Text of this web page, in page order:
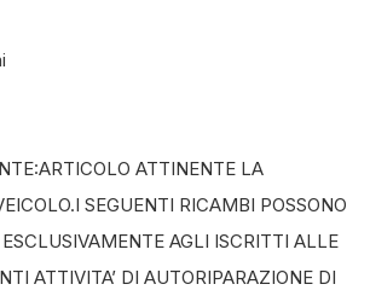
ATTINENTE LA
SEGUENTI RICAMBI POSSONO
AGLI ISCRITTI ALLE
ATTIVITA’ DI AUTORIPARAZIONE DI